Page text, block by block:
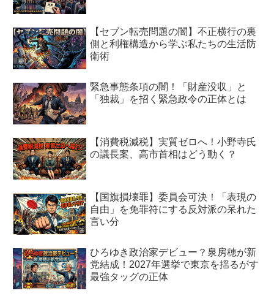
【セブン転売問題の闇】不正横行の裏
側と利権構造から学ぶ私たちの生活防
衛術
緊急事態条項の闇！「財産没収」と
「独裁」を招く緊急政令の正体とは
【消費税減税】実質ゼロへ！小野寺氏
の議長案、高市首相はどう動く？
【国旗損壊罪】委員会可決！「表現の
自由」を免罪符にする反対派の呆れた
言い分
ひろゆき政治家デビュー？泉房穂が新
党結成！2027年選挙で東京を揺るがす
最強タッグの正体